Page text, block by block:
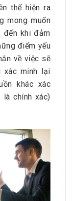
thể hiện ra
mong muốn
đến khi đảm
điểm yếu
về việc sẽ
minh lại
khác xác
là chính xác)